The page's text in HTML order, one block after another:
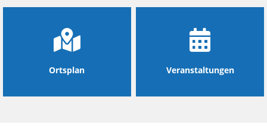
Ortsplan Veranstaltungen